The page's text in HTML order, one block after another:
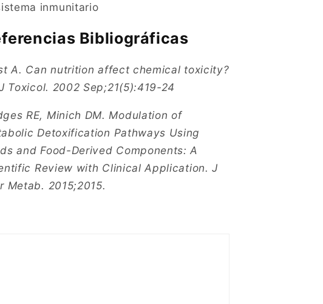
inmunitario
Bibliográficas
A. Can nutrition affect chemical toxicity?
Toxicol. 2002 Sep;21(5):419-24
RE, Minich DM. Modulation of
Detoxification Pathways Using
and Food-Derived Components: A
Review with Clinical Application. J
Metab. 2015;2015.